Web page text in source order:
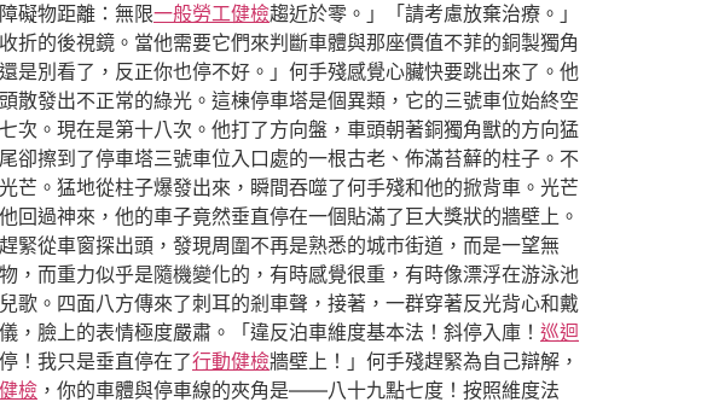
礙物距離：無限一般勞工健檢趨近於零。」「請考慮放棄治療。」
的後視鏡。當他需要它們來判斷車體與那座價值不菲的銅製獨角
是別看了，反正你也停不好。」何手殘感覺心臟快要跳出來了。他
發出不正常的綠光。這棟停車塔是個異類，它的三號車位始終空
次。現在是第十八次。他打了方向盤，車頭朝著銅獨角獸的方向猛
擦到了停車塔三號車位入口處的一根古老、佈滿苔蘚的柱子。不
芒。猛地從柱子爆發出來，瞬間吞噬了何手殘和他的掀背車。光芒
過神來，他的車子竟然垂直停在一個貼滿了巨大獎狀的牆壁上。
從車窗探出頭，發現周圍不再是熟悉的城市街道，而是一望無
，而重力似乎是隨機變化的，有時感覺很重，有時像漂浮在游泳池
歌。四面八方傳來了刺耳的剎車聲，接著，一群穿著反光背心和戴
臉上的表情極度嚴肅。「違反泊車維度基本法！斜停入庫！ 巡迴
！我只是垂直停在了行動健檢牆壁上！」何手殘趕緊為自己辯解，
檢 ，你的車體與停車線的夾角是——八十九點七度！按照維度法